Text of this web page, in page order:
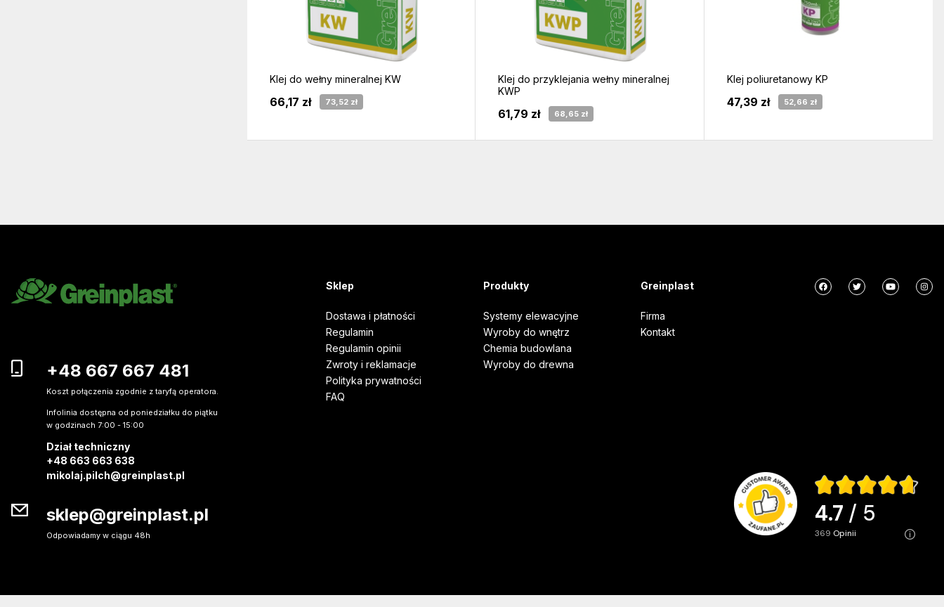
Klej do wełny mineralnej KW
66,17 zł 73,52 zł
Klej do przyklejania wełny mineralnej
KWP
61,79 zł 68,65 zł
Klej poliuretanowy KP
47,39 zł 52,66 zł
+48 667 667 481
Koszt połączenia zgodnie z taryfą operatora.
Infolinia dostępna od poniedziałku do piątku
w godzinach 7:00 - 15:00
Dział techniczny
+48 663 663 638
mikolaj.pilch@greinplast.pl
sklep@greinplast.pl
Odpowiadamy w ciągu 48h
Sklep
Dostawa i płatności
Regulamin
Regulamin opinii
Zwroty i reklamacje
Polityka prywatności
FAQ
Produkty
Systemy elewacyjne
Wyroby do wnętrz
Chemia budowlana
Wyroby do drewna
Greinplast
Firma
Kontakt
4.7 / 5
369 opinii